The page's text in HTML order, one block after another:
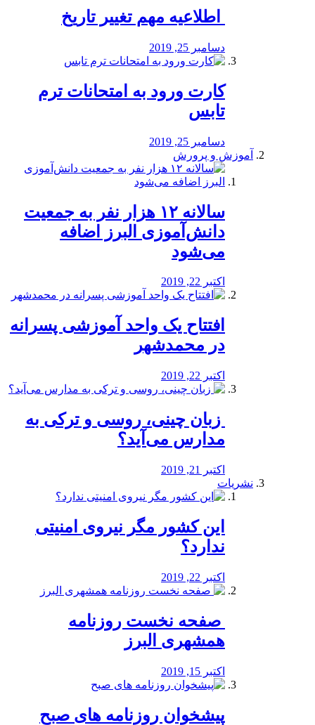
️ اطلاعیه مهم تغییر تاریخ
دسامبر 25, 2019
کارت ورود به امتحانات ترم
تابس
دسامبر 25, 2019
آموزش و پرورش
️سالانه ۱۲ هزار نفر به جمعیت
دانش‌آموزی البرز اضافه
می‌شود
اکتبر 22, 2019
افتتاح یک واحد آموزشی پسرانه
در محمدشهر
اکتبر 22, 2019
️ زبان چینی، روسی و ترکی به
مدارس می‌آید؟
اکتبر 21, 2019
نشریات
این کشور مگر نیروی امنیتی
ندارد؟
اکتبر 22, 2019
️ صفحه نخست روزنامه‌
همشهری البرز
اکتبر 15, 2019
پیشخوان روزنامه های صبح